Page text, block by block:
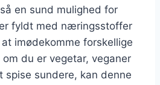
en sund mulighed for
fyldt med næringsstoffer
imødekomme forskellige
du er vegetar, veganer
spise sundere, kan denne